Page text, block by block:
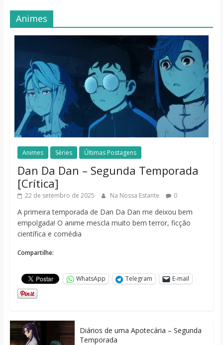
Animes
Animes Séries Últimas Postagens
Dan Da Dan – Segunda Temporada
[Crítica]
22 de setembro de 2025 Na Nossa Estante 0
A primeira temporada de Dan Da Dan me deixou bem
empolgada! O anime mescla muito bem terror, ficção
científica e comédia
Compartilhe:
WhatsApp Telegram E-mail
Diários de uma Apotecária – Segunda
Temporada